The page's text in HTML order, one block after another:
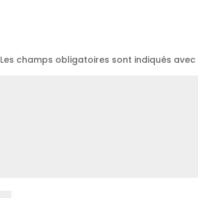
Les champs obligatoires sont indiqués avec